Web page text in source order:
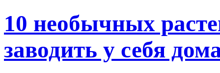
10 необычных
заводить у себя